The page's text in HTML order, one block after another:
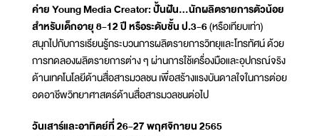
ค่าย Young Media Creator: ปั้นฝัน...นักผลิตรายการตัวน้อย
สำหรับเด็กอายุ 8-12 ปี หรือระดับชั้น ป.3-6(หรือเทียบเท่า)
สนุกไปกับการเรียนรู้กระบวนการผลิตรายการวิทยุและโทรทัศน์ ด้วย
การทดลองผลิตรายการต่าง ๆ ผ่านการใช้เครื่องมือและอุปกรณ์จริง
ด้านเทคโนโลยีด้านสื่อสารมวลชน เพื่อสร้างแรงบันดาลใจในการต่อย
อดอาชีพวิทยาศาสตร์ด้านสื่อสารมวลชนต่อไป
วันเสาร์และอาทิตย์ที่ 26-27 พฤศจิกายน 2565